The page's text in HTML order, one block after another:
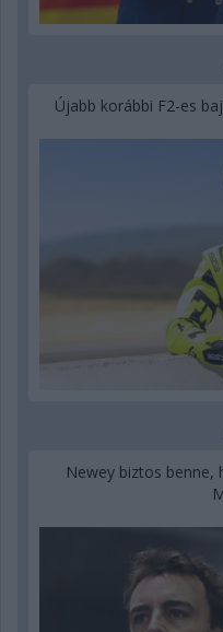
Újabb korábbi F2-es
Newey biztos benne,